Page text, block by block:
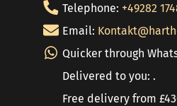
Telephone: +49282
Email:
Quicker through
Delivered to you: .
Free delivery from